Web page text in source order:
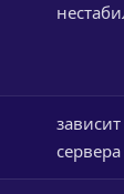
зависит
сервера